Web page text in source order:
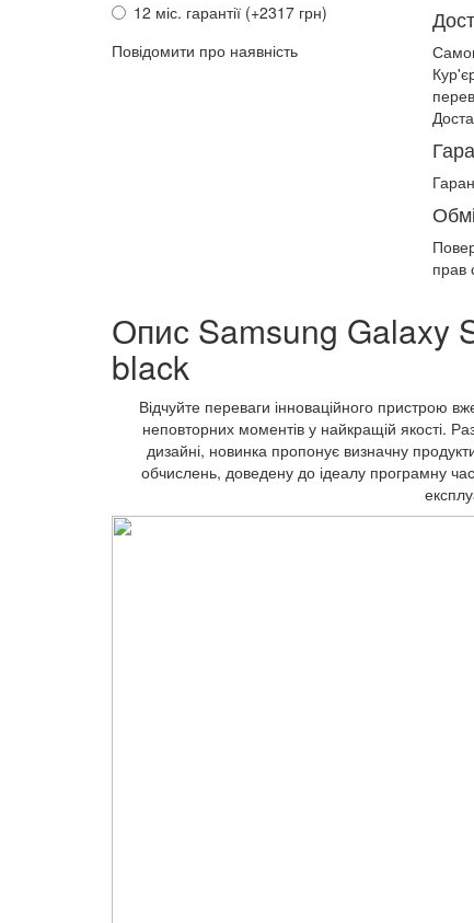
12 міс. гарантії (+2317 грн)
Повідомити про наявність
прав
Опис Samsung Galaxy
black
Відчуйте переваги інноваційного пристрою
неповторних моментів у найкращій якості.
дизайні, новинка пропонує визначну
обчислень, доведену до ідеалу програмну